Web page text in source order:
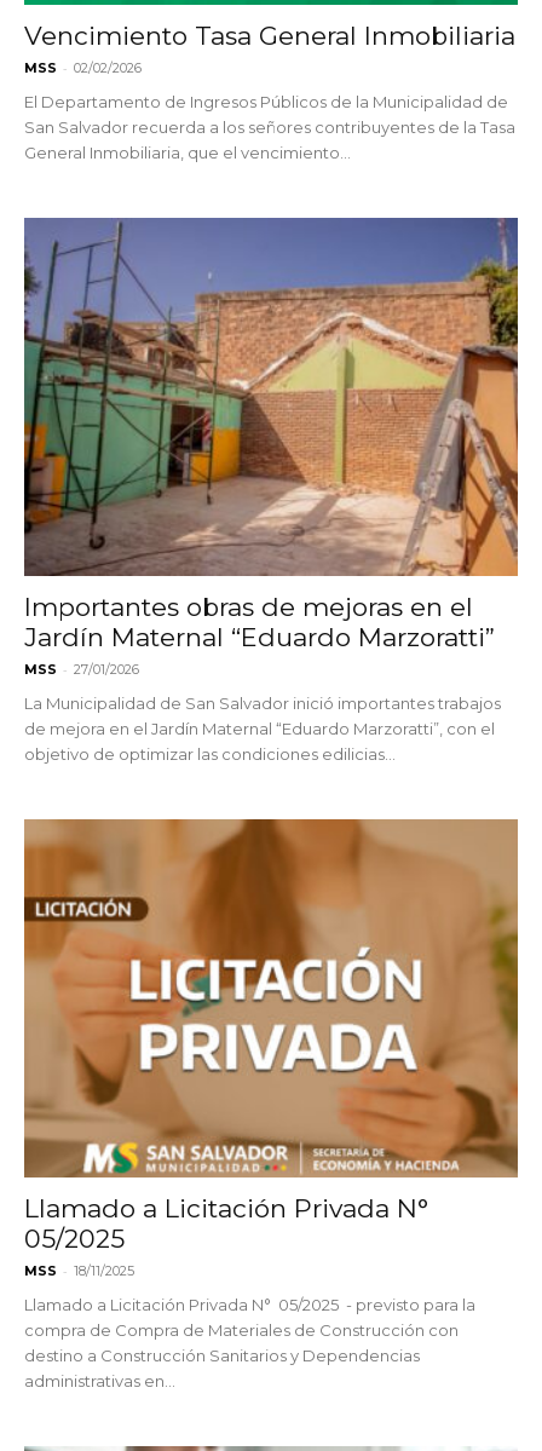
Vencimiento Tasa General Inmobiliaria
MSS - 02/02/2026
El Departamento de Ingresos Públicos de la Municipalidad de
San Salvador recuerda a los señores contribuyentes de la Tasa
General Inmobiliaria, que el vencimiento...
Importantes obras de mejoras en el
Jardín Maternal “Eduardo Marzoratti”
MSS - 27/01/2026
La Municipalidad de San Salvador inició importantes trabajos
de mejora en el Jardín Maternal “Eduardo Marzoratti”, con el
objetivo de optimizar las condiciones edilicias...
Llamado a Licitación Privada N°
05/2025
MSS - 18/11/2025
Llamado a Licitación Privada N° 05/2025 - previsto para la
compra de Compra de Materiales de Construcción con
destino a Construcción Sanitarios y Dependencias
administrativas en...